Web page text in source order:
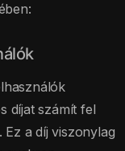
díjat számít fel
a díj viszonylag